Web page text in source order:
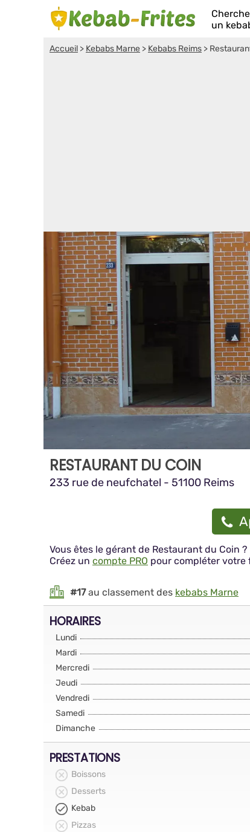
un
Accueil > Kebabs Marne > Kebabs Reims >
RESTAURANT DU COIN
233 rue de neufchatel - 51100 Reims
Vous êtes le gérant de Restaurant du Coin ?
Créez un compte PRO pour compléter votre
#17au classement des kebabs Marne
HORAIRES
Lundi
Mardi
Mercredi
Jeudi
Vendredi
Samedi
Dimanche
PRESTATIONS
Boissons
Desserts
Kebab
Pizzas